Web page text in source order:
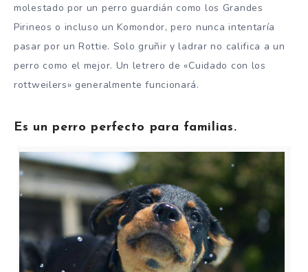
molestado por un perro guardián como los Grandes
Pirineos o incluso un Komondor, pero nunca intentaría
pasar por un Rottie. Solo gruñir y ladrar no califica a un
perro como el mejor. Un letrero de «Cuidado con los
rottweilers» generalmente funcionará.
Es un perro perfecto para familias.